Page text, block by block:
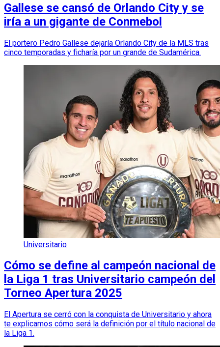
Gallese se cansó de Orlando City y se
iría a un gigante de Conmebol
El portero Pedro Gallese dejaría Orlando City de la MLS tras
cinco temporadas y ficharía por un grande de Sudamérica.
Universitario
Cómo se define al campeón nacional de
la Liga 1 tras Universitario campeón del
Torneo Apertura 2025
El Apertura se cerró con la conquista de Universitario y ahora
te explicamos cómo será la definición por el título nacional de
la Liga 1.